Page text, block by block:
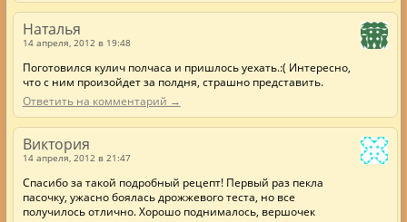
Наталья
14 апреля, 2012 в 19:48
Поготовился кулич полчаса и пришлось уехать.:( Интересно,
что с ним произойдет за полдня, страшно представить.
Ответить на комментарий →
Виктория
14 апреля, 2012 в 21:47
Спасибо за такой подробный рецепт! Первый раз пекла
пасочку, ужасно боялась дрожжевого теста, но все
получилось отлично. Хорошо поднималось, вершочек